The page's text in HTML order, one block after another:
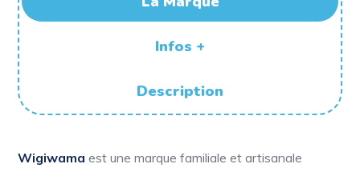
Infos +
Description
Wigiwama est une marque familiale et artisanale